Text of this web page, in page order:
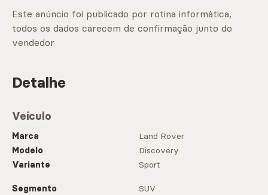
Este anúncio foi publicado por rotina informática,
todos os dados carecem de confirmação junto do
vendedor
Detalhe
Veículo
Marca
Land Rover
Modelo
Discovery
Variante
Sport
Segmento
SUV